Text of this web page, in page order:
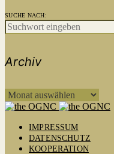
SUCHE NACH:
Archiv
ARCHIV
IMPRESSUM
DATENSCHUTZ
KOOPERATION